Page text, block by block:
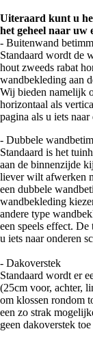
Uiteraard kunt u
het geheel naar uw
- Buitenwand
Standaard wordt de
hout zweeds rabat
wandbekleding aan
Wij bieden namelijk
horizontaal als
pagina als u iets
- Dubbele
Standaard is het
aan de binnenzijde
liever wilt afwerken
een dubbele
wandbekleding
andere type
een speels effect.
u iets naar onderen
- Dakoverstek
Standaard wordt er
(25cm voor, achter,
om klossen rondom
een zo strak
geen dakoverstek toe